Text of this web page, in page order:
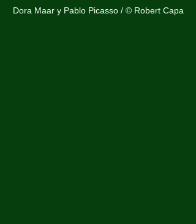
Dora Maar y Pablo Picasso / © Robert Capa